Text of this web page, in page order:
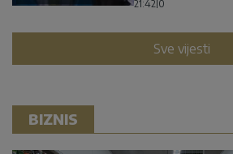
21:42 0
Sve vijesti
BIZNIS